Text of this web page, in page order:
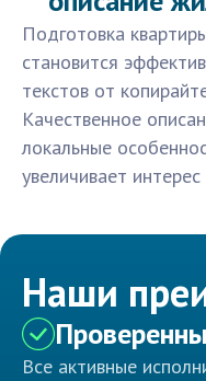
Подготовка
становится
текстов от
Качественное
локальные
увеличивает
Наши
Все активные